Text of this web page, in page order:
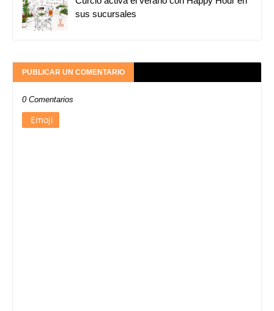
sus sucursales
PUBLICAR UN COMENTARIO
0 Comentarios
Emoji